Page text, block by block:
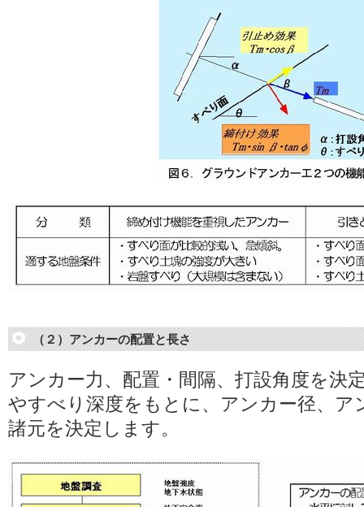
（２）アンカーの配置と長さ
アンカー力、配置・間隔、打設角度を決
やすべり深度をもとに、アンカー径、ア
諸元を決定します。